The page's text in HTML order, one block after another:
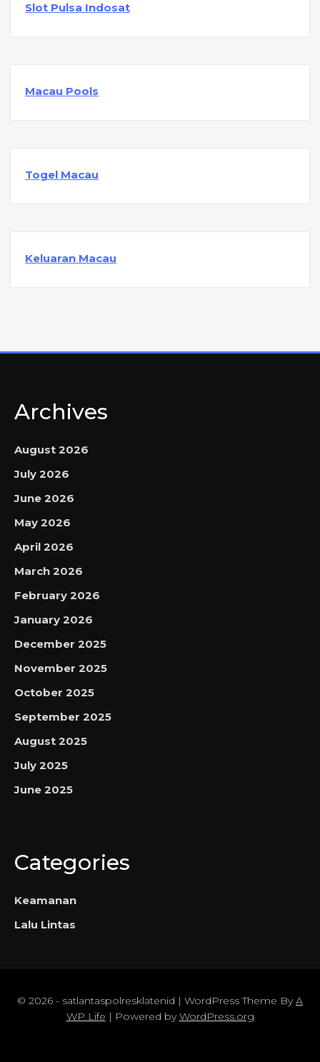
Slot Pulsa Indosat
Macau Pools
Togel Macau
Keluaran Macau
Archives
August 2026
July 2026
June 2026
May 2026
April 2026
March 2026
February 2026
January 2026
December 2025
November 2025
October 2025
September 2025
August 2025
July 2025
June 2025
Categories
Keamanan
Lalu Lintas
© 2026 - satlantaspolresklatenid | WordPress Theme ByA
WP Life | Powered byWordPress.org